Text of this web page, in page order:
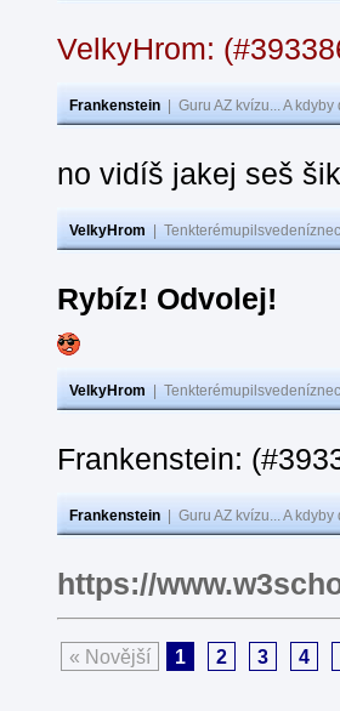
VelkyHrom:
Frankenstein Guru AZ kvízu... A
no vidíš jakej seš
VelkyHrom
Rybíz! Odvolej!
VelkyHrom
Frankenstein:
Frankenstein Guru AZ kvízu... A
https://
« Novější 1 2 3 4